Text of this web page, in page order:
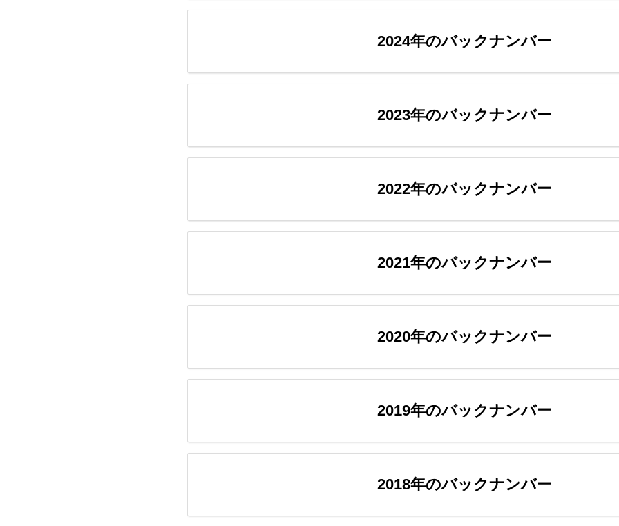
2024年のバックナンバー
2023年のバックナンバー
2022年のバックナンバー
2021年のバックナンバー
2020年のバックナンバー
2019年のバックナンバー
2018年のバックナンバー